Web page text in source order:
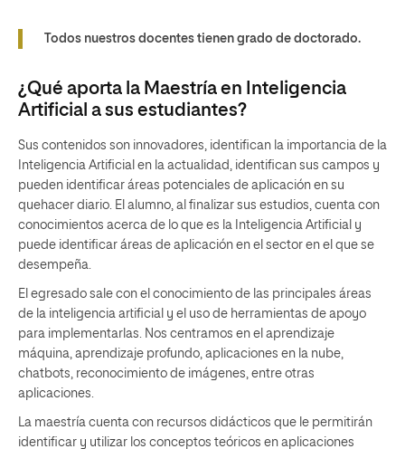
Todos nuestros docentes tienen grado de doctorado.
¿Qué aporta la Maestría en Inteligencia
Artificial a sus estudiantes?
Sus contenidos son innovadores, identifican la importancia de la
Inteligencia Artificial en la actualidad, identifican sus campos y
pueden identificar áreas potenciales de aplicación en su
quehacer diario. El alumno, al finalizar sus estudios, cuenta con
conocimientos acerca de lo que es la Inteligencia Artificial y
puede identificar áreas de aplicación en el sector en el que se
desempeña.
El egresado sale con el conocimiento de las principales áreas
de la inteligencia artificial y el uso de herramientas de apoyo
para implementarlas. Nos centramos en el aprendizaje
máquina, aprendizaje profundo, aplicaciones en la nube,
chatbots, reconocimiento de imágenes, entre otras
aplicaciones.
La maestría cuenta con recursos didácticos que le permitirán
identificar y utilizar los conceptos teóricos en aplicaciones